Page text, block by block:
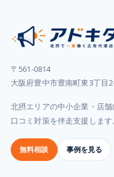
〒561-0814
大阪府豊中市豊南町東3丁目
北摂エリアの中小企業・店
口コミ対策を伴走支援します
無料相談 事例を見る